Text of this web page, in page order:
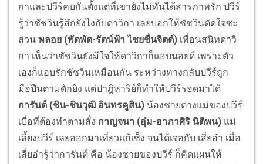
กาและปวีร์คบกันตั้งแต่ที่เขายังไม่ทันได้สารภาพรัก ปวีร์
รู้ว่าชัชวินรู้สึกยังไงกับดาวิกา เลยบอกให้ชัชวินตัดใจซะ
ส่วน พลอย (พัดพัด-รัตน์ฟ้า ไชยชื่นจิตต์) เพื่อนสนิทดาวิ
กา เห็นว่าชัชวินยังมีใจให้ดาวิกาก็แอบนอยด์ เพราะตัว
เองก็แอบรักชัชวินเหมือนกัน ระหว่างทางกลับปวีร์ถูก
มือปืนตามดักยิง แต่ปาฎิหาริย์ก็ทำให้ปวีร์รอดมาได้
การันต์ (ชิน-ชินวุฒิ อินทรคูสิน) น้องชายต่างแม่ของปวีร์
เบื่อที่ต้องทำตามสั่ง กาญจนา (อุ๋ม-อาภาศิริ นิติพน) แม่
เลี้ยงปวีร์ เลยออกมาเที่ยวแก้เซ็ง จนได้เจอกับ เสี่ยอ๋า เมื่อ
เสี่ยอ๋ารู้ว่าการันต์ คือ น้องชายของปวีร์ ก็คิดแผนให้